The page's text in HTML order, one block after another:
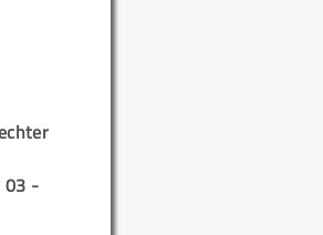
03 -